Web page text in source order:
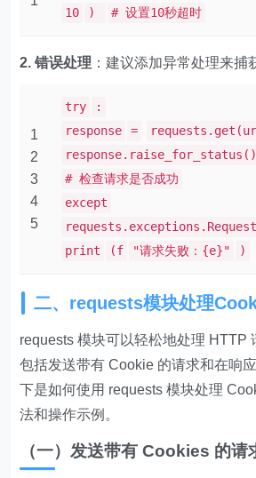
10
) # 设置10秒超时
2. 错误处理 ：建议添加异常处理来捕
1
2
3
4
5
try
:
response
=
# 检查请求是否成功
except
print
(f "请求失败：{e}" )
二、requests模块处理
requests 模块可以轻松地处理 HTTP
包括发送带有 Cookie 的请求和在响
下是如何使用 requests 模块处理
法和操作示例。
（一）发送带有 Cookies 的请